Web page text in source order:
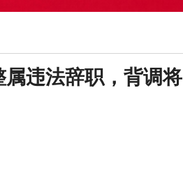
违法辞职，背调将